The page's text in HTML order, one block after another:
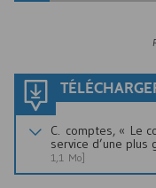
C. comptes, « Le
service d’une
1,1 Mo]